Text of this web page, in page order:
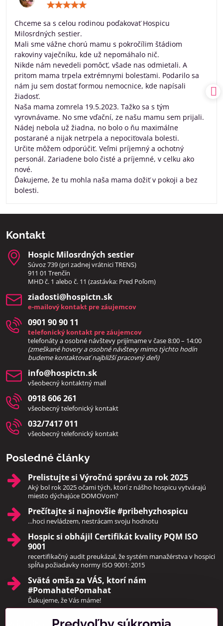
5
Chceme sa s celou rodinou poďakovať Hospicu
Milosrdných sestier.
Mali sme vážne chorú mamu s pokročílim štádiom
rakoviny vaječníku, kde už nepomáhalo nič.
Nikde nám nevedeli pomôcť, všade nas odmietali. A
pritom mama trpela extrémnymi bolesťami. Podarilo sa
nám ju sem dostať formou nemocnice, kde napísali
žiadosť.
Naša mama zomrela 19.5.2023. Tažko sa s tým
vyrovnávame. No sme vďační, ze našu mamu sem prijali.
Nádej nebola už žiadna, no bolo o ňu maximálne
postarané a nijak netrpela a nepociťovala bolesti.
Určite môžem odporúčiť. Veľmi príjemný a ochotný
personál. Zariadene bolo čisté a príjemné, v celku ako
nové.
Ďakujeme, že tu mohla naša mama dožiť v pokoji a bez
bolesti.
Kontakt
Hospic Milosrdných sestier
Súvoz 739 (pri zadnej vrátnici TRENS)
911 01 Trenčín
MHD č. 1 alebo č. 11 (zastávka: Pred Poľom)
ziadosti​@hospictn​.sk
e-mailový kontakt pre záujemcov
0901 90 90 11
telefonický kontakt pre záujemcov
telefonáty a osobné návštevy prijímame v čase 8:00 – 14:00
(zmeškané hovory a osobné návštevy mimo týchto hodín
budeme kontaktovať najbližší pracovný deň)
info​@hospictn​.sk
všeobecný kontaktný mail
0918 606 261
všeobecný telefonický kontakt
032/7417 011
všeobecný telefonický kontakt
Posledné články
Prelistujte si Výročnú správu za rok 2025
Aký bol rok 2025 očami tých, ktorí z nášho hospicu vytvárajú
miesto dýchajúce DOMOVom?
Prečítajte si najnovšie #pribehyzhospicu
...hoci nevládzem, nestrácam svoju hodnotu
Hospic si obhájil Certifikát kvality PQM ISO
9001
recertifikačný audit preukázal, že systém manažérstva v hospici
spĺňa požiadavky normy ISO 9001: 2015
Svätá omša za VÁS, ktorí nám
#PomahatePomahat
Ďakujeme, že Vás máme!